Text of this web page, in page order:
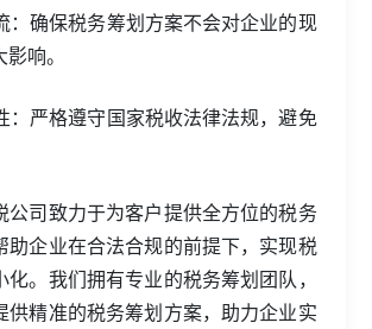
：确保税务筹划方案不会对企业的现
响。
：严格遵守国家税收法律法规，避免
公司致力于为客户提供全方位的税务
助企业在合法合规的前提下，实现税
化。我们拥有专业的税务筹划团队，
供精准的税务筹划方案，助力企业实